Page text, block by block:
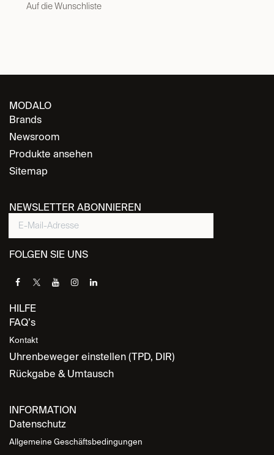
Auf die Wunschliste
MODALO
Brands
Newsroom
Produkte ansehen
Sitemap
NEWSLETTER ABONNIEREN
FOLGEN SIE UNS
HILFE
FAQ’s
Kontakt
Uhrenbeweger einstellen (TPD, DIR)
Rückgabe & Umtausch
INFORMATION
Datenschutz
Allgemeine Geschäftsbedingungen